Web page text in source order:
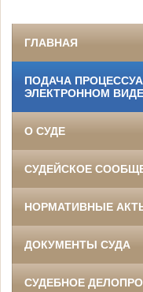
ГЛАВНАЯ
ПОДАЧА
ЭЛЕКТРОННОМ ВИДЕ
О СУДЕ
СУДЕЙСКОЕ
НОРМАТИВНЫЕ
ДОКУМЕНТЫ СУДА
СУДЕБНОЕ